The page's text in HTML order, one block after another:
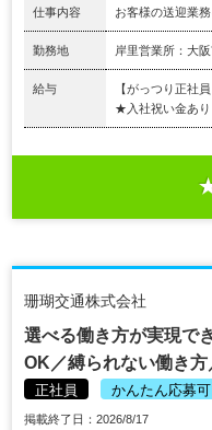
仕事内容 お客様の送迎業
勤務地 岸里営業所：大
給与
【がっつり正社
★入社祝い金あ
珊瑚交通株式会社
選べる働き方が実現で
OK／縛られない働き
正社員 かんたん応募可
掲載終了日：2026/8/17